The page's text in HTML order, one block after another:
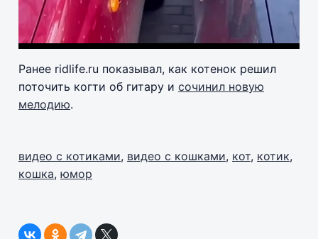
Ранее ridlife.ru показывал, как котенок решил
поточить когти об гитару и сочинил новую
мелодию.
видео с котиками, видео с кошками, кот, котик,
кошка, юмор